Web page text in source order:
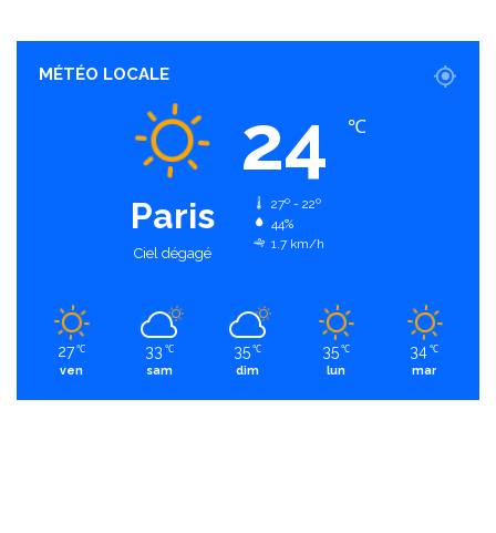
MÉTÉO LOCALE
Paris
Ciel dégagé
24 ℃
27º - 22º
44%
1.7 km/h
27 ℃
ven
33 ℃
sam
35 ℃
dim
35 ℃
lun
34 ℃
mar